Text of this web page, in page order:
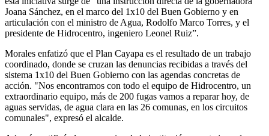
Joana Sánchez, en el marco del 1x10 del Buen Gobierno y en
articulación con el ministro de Agua, Rodolfo Marco Torres, y el
presidente de Hidrocentro, ingeniero Leonel Ruiz”.
Morales enfatizó que el Plan Cayapa es el resultado de un trabajo
coordinado, donde se cruzan las denuncias recibidas a través del
sistema 1x10 del Buen Gobierno con las agendas concretas de
acción. "Nos encontramos con todo el equipo de Hidrocentro, un
extraordinario equipo, más de 200 fugas vamos a reparar hoy, de
aguas servidas, de agua clara en las 26 comunas, en los circuitos
comunales", expresó el alcalde.